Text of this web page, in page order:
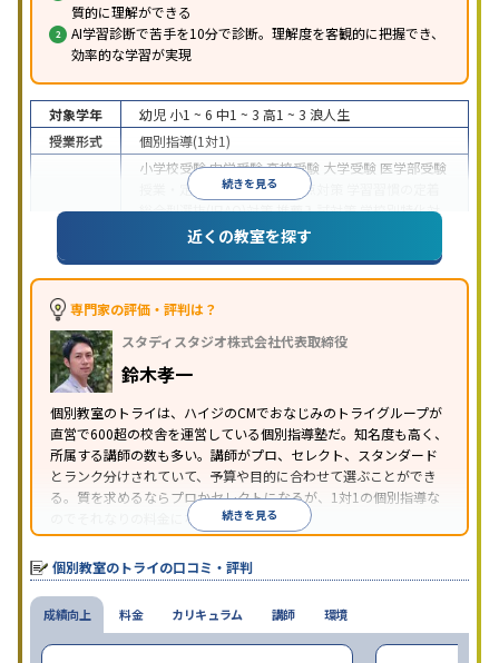
質的に理解ができる
AI学習診断で苦手を10分で診断。理解度を客観的に把握でき、
効率的な学習が実現
続きを見る
対象学年 幼児 小1 ~ 6 中1 ~ 3 高1 ~ 3 浪人生
授業形式
個別指導(1対1)
小学校受験中学受験高校受験 大学受験 医学部受験
授業・定期テスト対策
内申点対策
総合型選抜(旧AO)対策推薦入試対策学校別特化対
国公立大対策私大対策 共通テスト対策
語・英会話特化対策その他科目別特化対策
特徴
中高一貫校生に対応
応
学習にPC・タブレットを利用
科目から受講可能季節講習のみの受講可
の子どもに対応
※2023年3月調査。
近くの教室を探す
専門家の評価・評判は？
スタディスタジオ株式会社代表取締役
鈴木孝一
個別教室のトライは、ハイジのCMでおなじみのトライグループが
直営で600超の校舎を運営している個別指導塾だ。知名度も高く、
所属する講師の数も多い。講師がプロ、セレクト、スタンダード
とランク分けされていて、予算や目的に合わせて選ぶことができ
る。質を求めるならプロかセレクトになるが、1対1の個別指導な
のでそれなりの料金になる。続きを見る
個別教室のトライの口コミ・評判
成績向上 料金 カリキュラム 講師 環境